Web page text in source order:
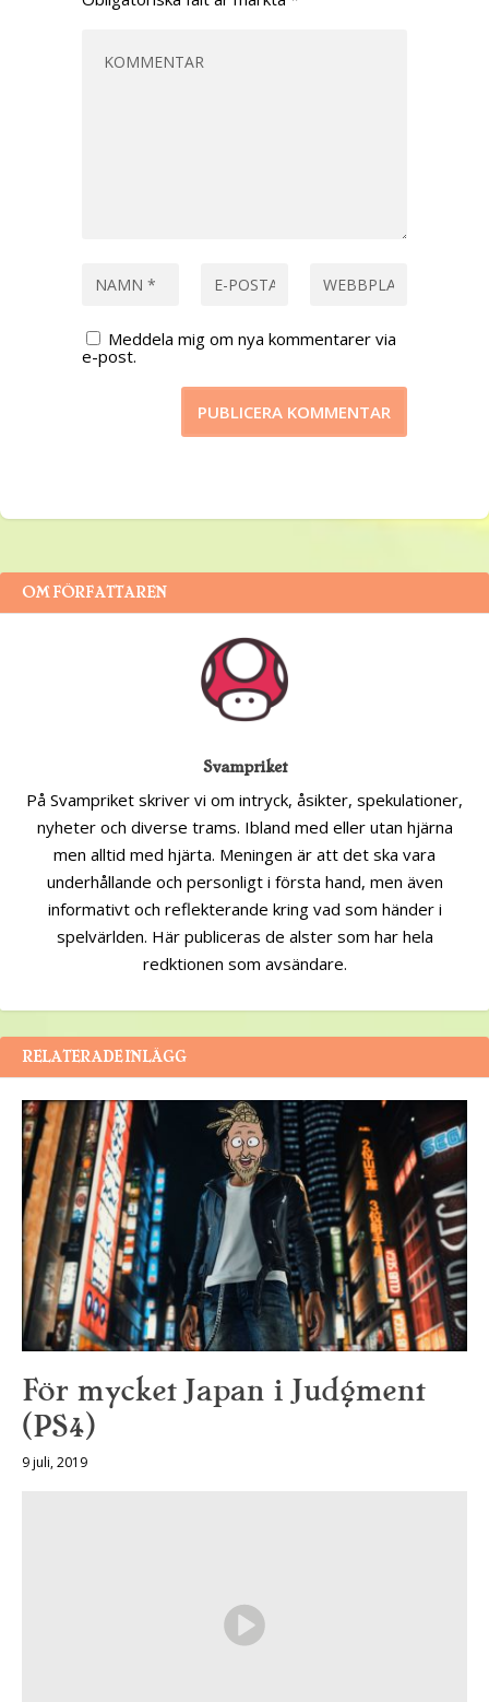
Meddela mig om nya kommentarer via
e-post.
OM FÖRFATTAREN
Svampriket
På Svampriket skriver vi om intryck, åsikter, spekulationer,
nyheter och diverse trams. Ibland med eller utan hjärna
men alltid med hjärta. Meningen är att det ska vara
underhållande och personligt i första hand, men även
informativt och reflekterande kring vad som händer i
spelvärlden. Här publiceras de alster som har hela
redktionen som avsändare.
RELATERADE INLÄGG
För mycket Japan i Judgment
(PS4)
9 juli, 2019